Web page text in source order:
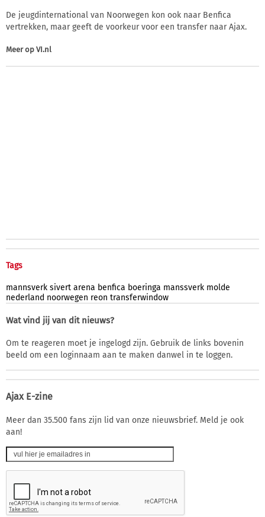
De jeugdinternational van Noorwegen kon ook naar Benfica
vertrekken, maar geeft de voorkeur voor een transfer naar Ajax.
Meer op VI.nl
Tags
mannsverk sivert arena benfica boeringa manssverk molde
nederland noorwegen reon transferwindow
Wat vind jij van dit nieuws?
Om te reageren moet je ingelogd zijn. Gebruik de links bovenin
beeld om een loginnaam aan te maken danwel in te loggen.
Ajax E-zine
Meer dan 35.500 fans zijn lid van onze nieuwsbrief. Meld je ook
aan!